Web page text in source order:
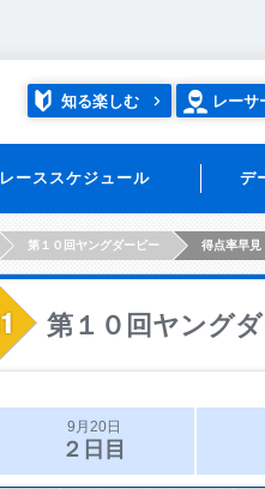
知る楽しむ レーサ
レーススケジュール デ
第１０回ヤングダービー 得点率早見
第１０回ヤング
9月20日
２日目